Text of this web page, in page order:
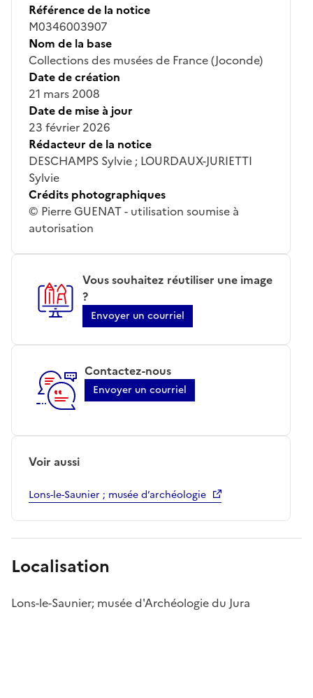
Référence de la notice
M0346003907
Nom de la base
Collections des musées de France (Joconde)
Date de création
21 mars 2008
Date de mise à jour
23 février 2026
Rédacteur de la notice
DESCHAMPS Sylvie ; LOURDAUX-JURIETTI
Sylvie
Crédits photographiques
© Pierre GUENAT - utilisation soumise à
autorisation
Vous souhaitez réutiliser une image
?
Envoyer un courriel
Contactez-nous
Envoyer un courriel
Voir aussi
Lons-le-Saunier ; musée d’archéologie
Localisation
Lons-le-Saunier; musée d'Archéologie du Jura